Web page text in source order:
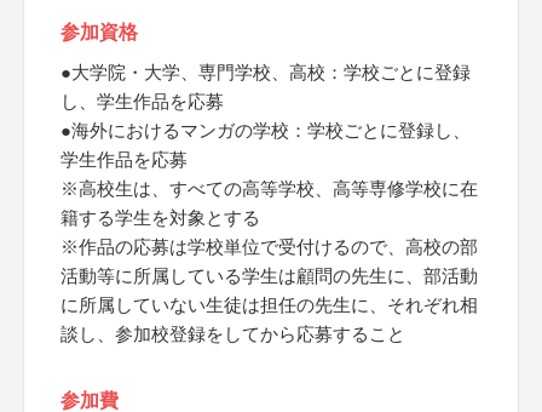
参加資格
●大学院・大学、専門学校、高校：学校ごとに登録
し、学生作品を応募
●海外におけるマンガの学校：学校ごとに登録し、
学生作品を応募
※高校生は、すべての高等学校、高等専修学校に在
籍する学生を対象とする
※作品の応募は学校単位で受付けるので、高校の部
活動等に所属している学生は顧問の先生に、部活動
に所属していない生徒は担任の先生に、それぞれ相
談し、参加校登録をしてから応募すること
参加費